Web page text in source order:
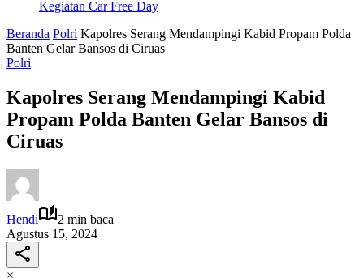
Kegiatan Car Free Day
Beranda Polri Kapolres Serang Mendampingi Kabid Propam Polda
Banten Gelar Bansos di Ciruas
Polri
Kapolres Serang Mendampingi Kabid
Propam Polda Banten Gelar Bansos di
Ciruas
Hendi
2 min baca
Agustus 15, 2024
×